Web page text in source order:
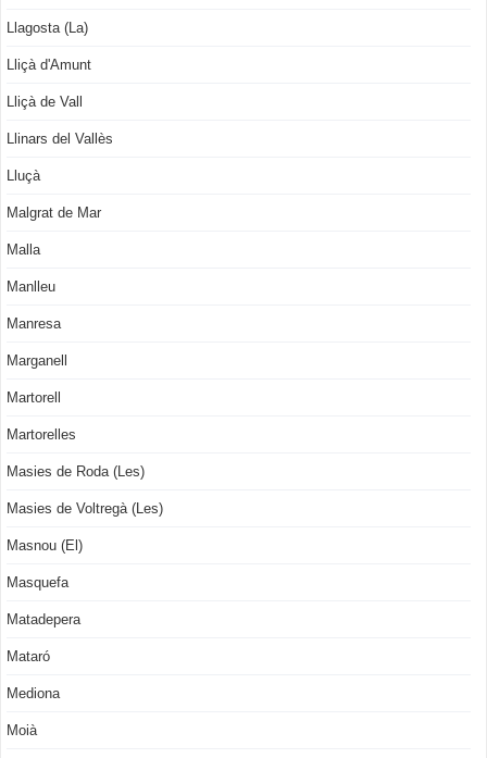
Llagosta (La)
Lliçà d'Amunt
Lliçà de Vall
Llinars del Vallès
Lluçà
Malgrat de Mar
Malla
Manlleu
Manresa
Marganell
Martorell
Martorelles
Masies de Roda (Les)
Masies de Voltregà (Les)
Masnou (El)
Masquefa
Matadepera
Mataró
Mediona
Moià